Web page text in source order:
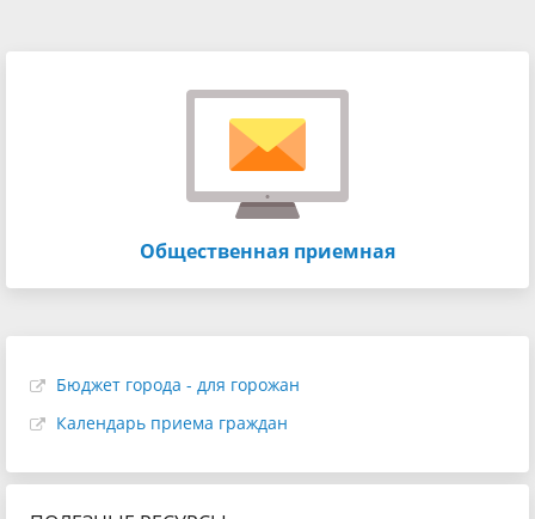
Общественная приемная
Бюджет города - для горожан
Календарь приема граждан